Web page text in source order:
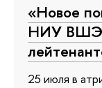
«Новое
НИУ ВШЭ
25 июля в